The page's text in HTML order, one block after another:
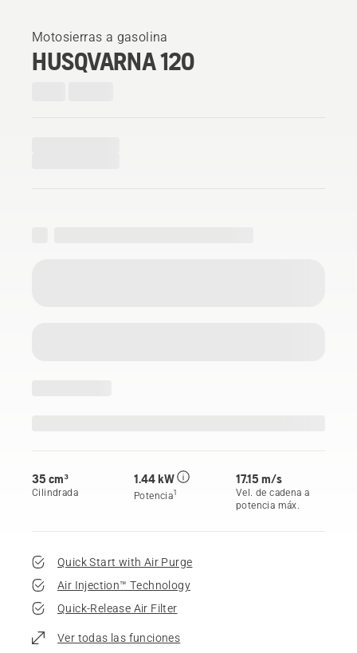
Motosierras a gasolina
HUSQVARNA 120
35 cm³
Cilindrada
1.44 kW
Potencia1
17.15 m/s
Vel. de cadena a
potencia máx.
Quick Start with Air Purge
Air Injection™ Technology
Quick-Release Air Filter
Ver todas las funciones